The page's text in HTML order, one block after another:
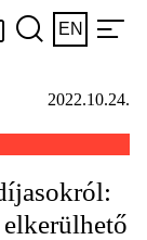
EN
2022.10.24.